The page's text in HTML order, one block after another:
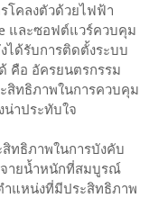
โคลงตัวด้วยไฟฟ้า
และซอฟต์แวร์ควบคุม
ได้รับการติดตั้งระบบ
คือ อัครยนตรกรรม
สิทธิภาพในการควบคุม
น่าประทับใจ
ทธิภาพในการบังคับ
จายน้ำหนักที่สมบูรณ์
ำแหน่งที่มีประสิทธิภาพ